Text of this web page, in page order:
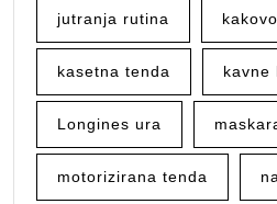
jutranja rutina
kasetna tenda kavne
Longines ura
motorizirana tenda